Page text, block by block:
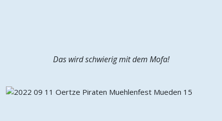
Das wird schwierig mit dem Mofa!